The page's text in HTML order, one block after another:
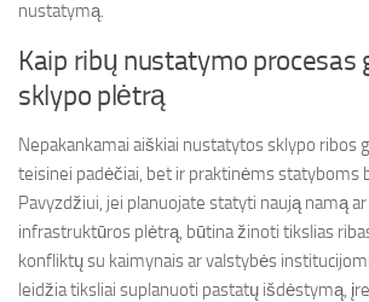
nustatymą.
Kaip ribų nustatymo procesas
sklypo plėtrą
Nepakankamai aiškiai nustatytos sklypo ribos
teisinei padėčiai, bet ir praktinėms statyboms
Pavyzdžiui, jei planuojate statyti naują namą
infrastruktūros plėtrą, būtina žinoti tikslias
konfliktų su kaimynais ar valstybės
leidžia tiksliai suplanuoti pastatų išdėstymą,